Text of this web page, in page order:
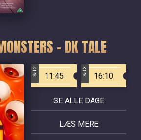
- DK TALE
Sal 2 11:45 Sal 3 16:10
SE ALLE DAGE
LÆS MERE